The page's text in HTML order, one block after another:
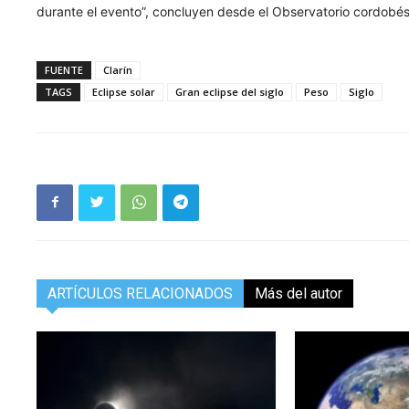
durante el evento”, concluyen desde el Observatorio
FUENTE
Clarín
TAGS
Eclipse solar Gran eclipse del siglo Peso Siglo
ARTÍCULOS RELACIONADOS Más del autor